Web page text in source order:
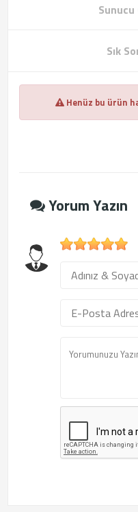
Sık
Henüz bu ürün
Yorum Yazın